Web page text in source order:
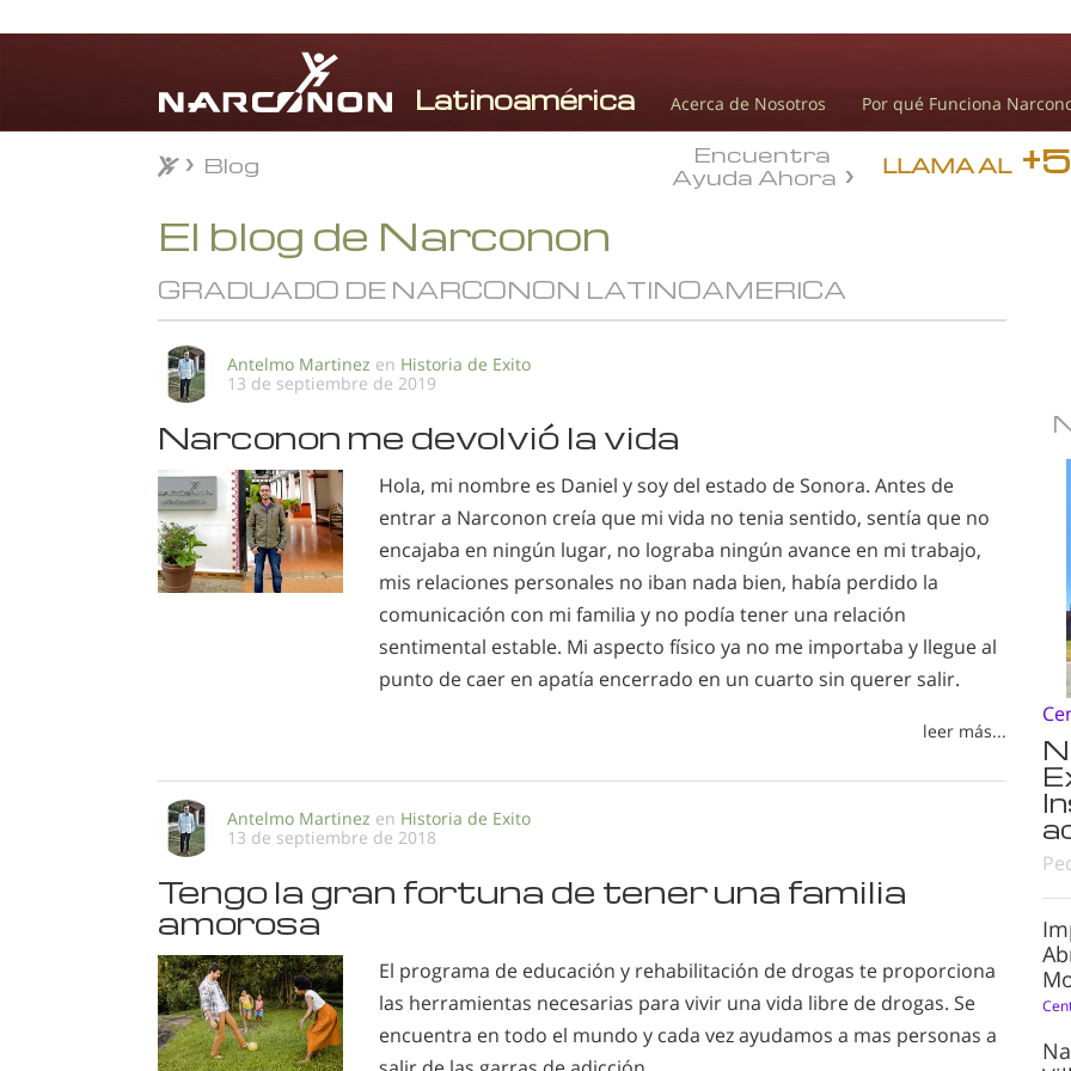
Acerca de Nosotros Por qué Funciona
LLAMA AL
Encuentra
Ayuda Ahora
Blog
El blog de Narconon
GRADUADO DE NARCONON LATINOAMERICA
Antelmo Martinez en Historia de Exito
13 de septiembre de 2019
Narconon me devolvió la vida
Hola, mi nombre es Daniel y soy del estado de Sonora. Antes de
entrar a Narconon creía que mi vida no tenia sentido, sentía que no
encajaba en ningún lugar, no lograba ningún avance en mi trabajo,
mis relaciones personales no iban nada bien, había perdido la
comunicación con mi familia y no podía tener una relación
sentimental estable. Mi aspecto físico ya no me importaba y llegue al
punto de caer en apatía encerrado en un cuarto sin querer salir.
leer más...
Antelmo Martinez en Historia de Exito
13 de septiembre de 2018
Tengo la gran fortuna de tener una familia
amorosa
El programa de educación y rehabilitación de drogas te proporciona
las herramientas necesarias para vivir una vida libre de drogas. Se
encuentra en todo el mundo y cada vez ayudamos a mas personas a
Blog